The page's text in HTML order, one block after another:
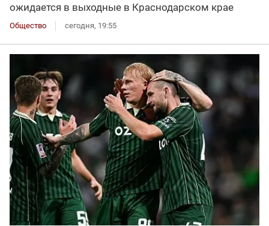
ожидается в выходные в Краснодарском крае
Общество сегодня, 19:55